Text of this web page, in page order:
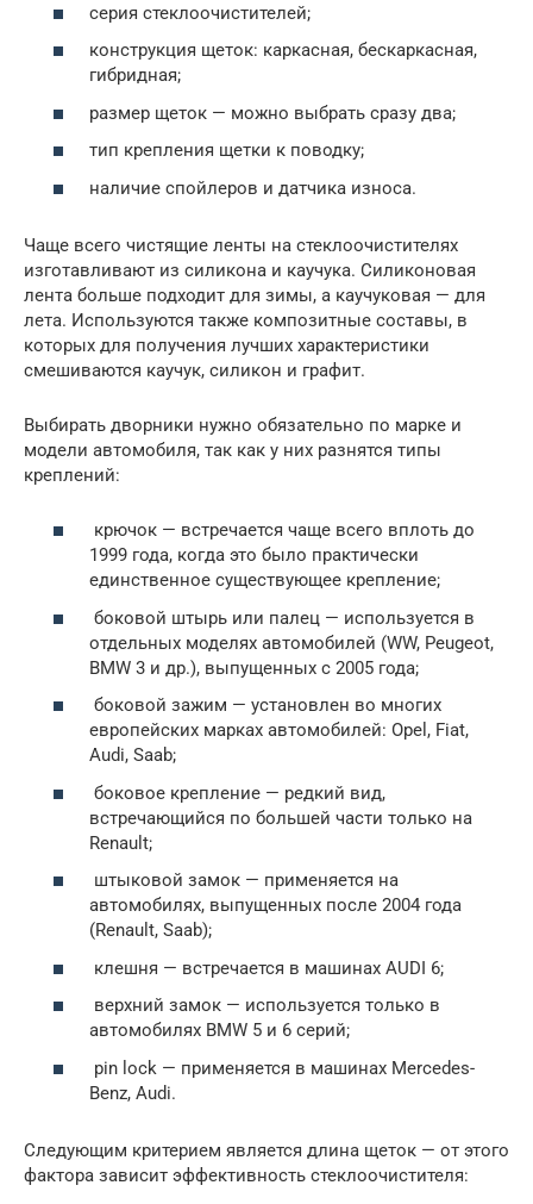
серия стеклоочистителей;
конструкция щеток: каркасная, бескаркасная,
гибридная;
размер щеток — можно выбрать сразу два;
тип крепления щетки к поводку;
наличие спойлеров и датчика износа.
Чаще всего чистящие ленты на стеклоочистителях
изготавливают из силикона и каучука. Силиконовая
лента больше подходит для зимы, а каучуковая — для
лета. Используются также композитные составы, в
которых для получения лучших характеристики
смешиваются каучук, силикон и графит.
Выбирать дворники нужно обязательно по марке и
модели автомобиля, так как у них разнятся типы
креплений:
крючок — встречается чаще всего вплоть до
1999 года, когда это было практически
единственное существующее крепление;
боковой штырь или палец — используется в
отдельных моделях автомобилей (WW, Peugeot,
BMW 3 и др.), выпущенных с 2005 года;
боковой зажим — установлен во многих
европейских марках автомобилей: Opel, Fiat,
Audi, Saab;
боковое крепление — редкий вид,
встречающийся по большей части только на
Renault;
штыковой замок — применяется на
автомобилях, выпущенных после 2004 года
(Renault, Saab);
клешня — встречается в машинах AUDI 6;
верхний замок — используется только в
автомобилях BMW 5 и 6 серий;
pin lock — применяется в машинах Mercedes-
Benz, Audi.
Следующим критерием является длина щеток — от этого
фактора зависит эффективность стеклоочистителя: